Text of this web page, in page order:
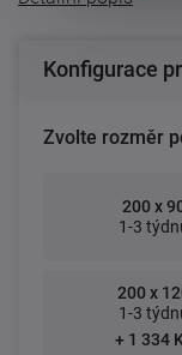
Konfigurace
Zvolte rozměr
200 x
1-3
200 x
1-3
+ 1 334